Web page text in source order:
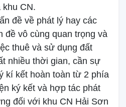
CN.
đề về phát lý hay các
đề vô cùng quan trọng và
thuê và sử dụng đất
nhiều thời gian, cần sự
kí kết hoàn toàn từ 2 phía
ký kết và hợp tác phát
đối với khu CN Hải Sơn